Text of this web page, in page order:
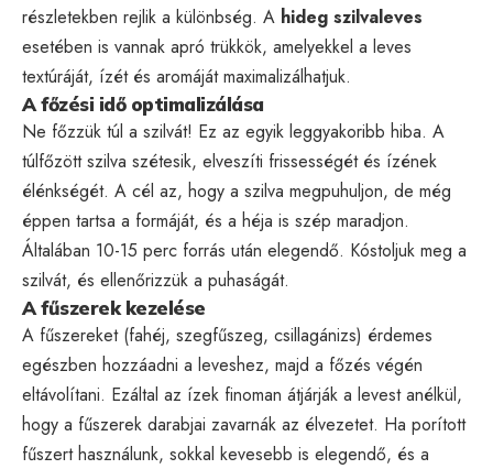
részletekben rejlik a különbség. A hideg szilvaleves
esetében is vannak apró trükkök, amelyekkel a leves
textúráját, ízét és aromáját maximalizálhatjuk.
A főzési idő optimalizálása
Ne főzzük túl a szilvát! Ez az egyik leggyakoribb hiba. A
túlfőzött szilva szétesik, elveszíti frissességét és ízének
élénkségét. A cél az, hogy a szilva megpuhuljon, de még
éppen tartsa a formáját, és a héja is szép maradjon.
Általában 10-15 perc forrás után elegendő. Kóstoljuk meg a
szilvát, és ellenőrizzük a puhaságát.
A fűszerek kezelése
A fűszereket (fahéj, szegfűszeg, csillagánizs) érdemes
egészben hozzáadni a leveshez, majd a főzés végén
eltávolítani. Ezáltal az ízek finoman átjárják a levest anélkül,
hogy a fűszerek darabjai zavarnák az élvezetet. Ha porított
fűszert használunk, sokkal kevesebb is elegendő, és a